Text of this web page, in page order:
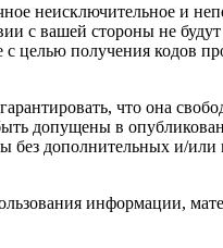
неисключительное и
с вашей стороны не
целью получения кодов
что она
допущены в
без дополнительных и/или
информации,